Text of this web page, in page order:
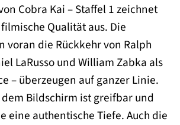
Cobra Kai – Staffel 1 zeichnet
Qualität aus. Die
voran die Rückkehr von Ralph
LaRusso und William Zabka als
– überzeugen auf ganzer Linie.
Bildschirm ist greifbar und
eine authentische Tiefe. Auch die